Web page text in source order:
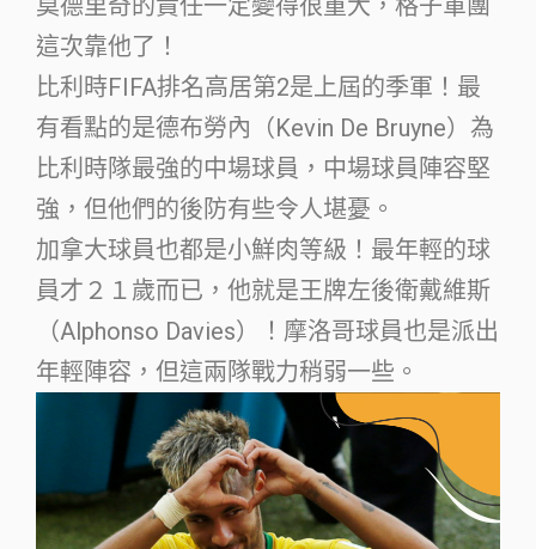
莫德里奇的責任一定變得很重大，格子軍團
這次靠他了！
比利時FIFA排名高居第2是上屆的季軍！最
有看點的是德布勞內（Kevin De Bruyne）為
比利時隊最強的中場球員，中場球員陣容堅
強，但他們的後防有些令人堪憂。
加拿大球員也都是小鮮肉等級！最年輕的球
員才２１歲而已，他就是王牌左後衛戴維斯
（Alphonso Davies）！摩洛哥球員也是派出
年輕陣容，但這兩隊戰力稍弱一些。